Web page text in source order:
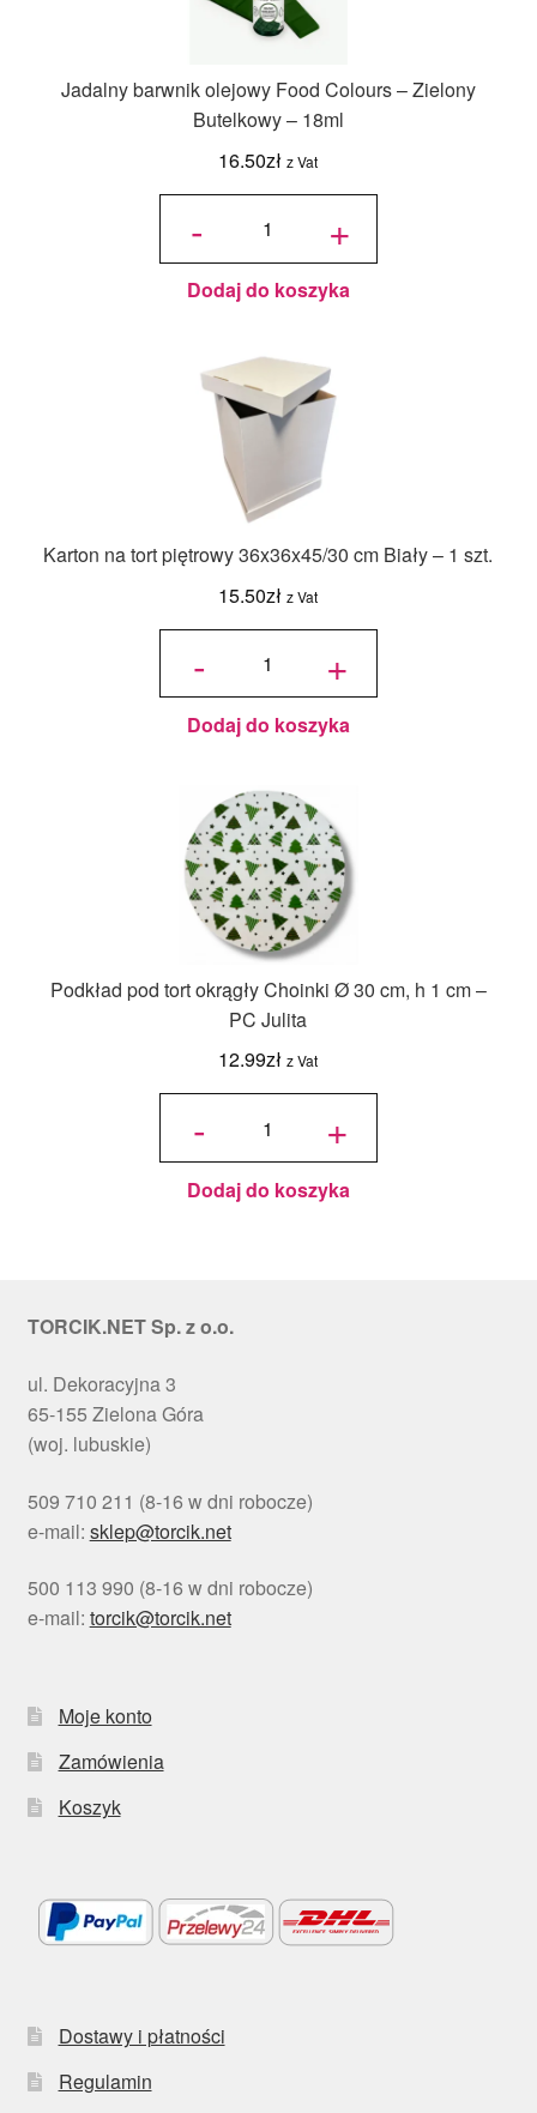
Jadalny barwnik olejowy Food Colours – Zielony
Butelkowy – 18ml
16.50zł z Vat
-
ilość
olejowy
Food
Colours -
Zielony
Butelkowy
+
Dodaj do koszyka
Karton na tort piętrowy 36x36x45/30 cm Biały – 1 szt.
15.50zł z Vat
-
ilość Karton
36x36x45/30
cm Biały - 1
szt. +
Dodaj do koszyka
Podkład pod tort okrągły Choinki Ø 30 cm, h 1 cm –
PC Julita
12.99zł z Vat
-
ilość
okrągły
Choinki
Ø 30
cm, h 1
cm - PC
+
Dodaj do koszyka
TORCIK.NET Sp. z o.o.
ul. Dekoracyjna 3
65-155 Zielona Góra
(woj. lubuskie)
509 710 211 (8-16 w dni robocze)
e-mail: sklep@torcik.net
500 113 990 (8-16 w dni robocze)
e-mail: torcik@torcik.net
Moje konto
Zamówienia
Koszyk
Dostawy i płatności
Regulamin